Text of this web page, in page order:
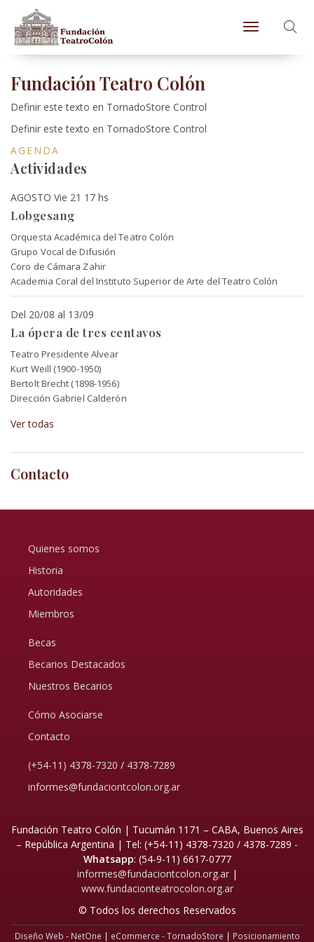
Toggle
Fundación Teatro Colón
Definir este texto en TornadoStore Control
Definir este texto en TornadoStore Control
AGENDA
Actividades
AGOSTO Vie 21 17 hs
Lobgesang
Orquesta Académica del Teatro Colón
Grupo Vocal de Difusión
Coro de Cámara Zahir
Academia Coral del Instituto Superior de Arte del Teatro Colón
Del 20/08 al 13/09
La ópera de tres centavos
Teatro Presidente Alvear
Kurt Weill (1900-1950)
Bertolt Brecht (1898-1956)
Dirección Gabriel Calderón
Ver todas
Contacto
Quienes somos
Historia
Autoridades
Miembros
Becas
Becarios Destacados
Nuestros Becarios
Cómo Asociarse
Contacto
(+54-11) 4378-7320 / 4378-7289
informes@fundaciontcolon.org.ar
Fundación Teatro Colón | Tucumán 1171 – CABA, Buenos Aires
– República Argentina | Tel: (+54-11) 4378-7320 / 4378-7289 -
Whatsapp: (54-9-11) 6617-0777
informes@fundaciontcolon.org.ar|
www.fundacionteatrocolon.org.ar
© Todos los derechos Reservados
Diseño Web - NetOne | eCommerce - TornadoStore | Posicionamiento